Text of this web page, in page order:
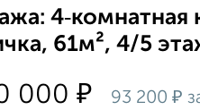
4‑комнатная
61м², 4/5
000₽ 93 200₽